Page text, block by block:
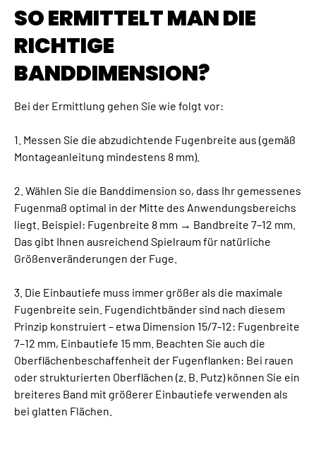
SO ERMITTELT MAN DIE
RICHTIGE
BANDDIMENSION?
Bei der Ermittlung gehen Sie wie folgt vor:
1. Messen Sie die abzudichtende Fugenbreite aus (gemäß
Montageanleitung mindestens 8 mm).
2. Wählen Sie die Banddimension so, dass Ihr gemessenes
Fugenmaß optimal in der Mitte des Anwendungsbereichs
liegt. Beispiel: Fugenbreite 8 mm → Bandbreite 7–12 mm.
Das gibt Ihnen ausreichend Spielraum für natürliche
Größenveränderungen der Fuge.
3. Die Einbautiefe muss immer größer als die maximale
Fugenbreite sein. Fugendichtbänder sind nach diesem
Prinzip konstruiert – etwa Dimension 15/7-12: Fugenbreite
7–12 mm, Einbautiefe 15 mm. Beachten Sie auch die
Oberflächenbeschaffenheit der Fugenflanken: Bei rauen
oder strukturierten Oberflächen (z. B. Putz) können Sie ein
breiteres Band mit größerer Einbautiefe verwenden als
bei glatten Flächen.